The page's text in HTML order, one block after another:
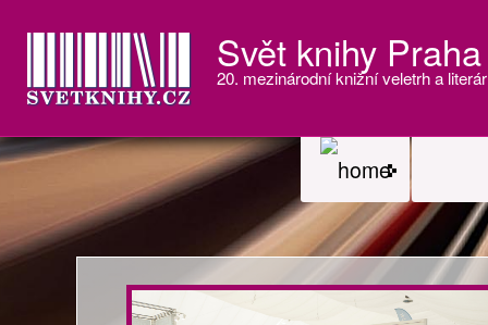
Svět knihy
20. mezinárodní knižní veletrh a